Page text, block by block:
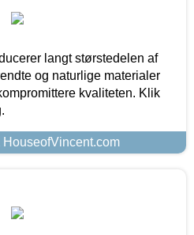
langt størstedelen af
og naturlige materialer
kvaliteten. Klik